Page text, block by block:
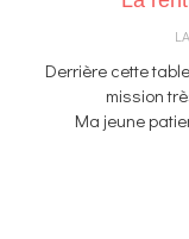
Derrière cette
mission
Ma jeune